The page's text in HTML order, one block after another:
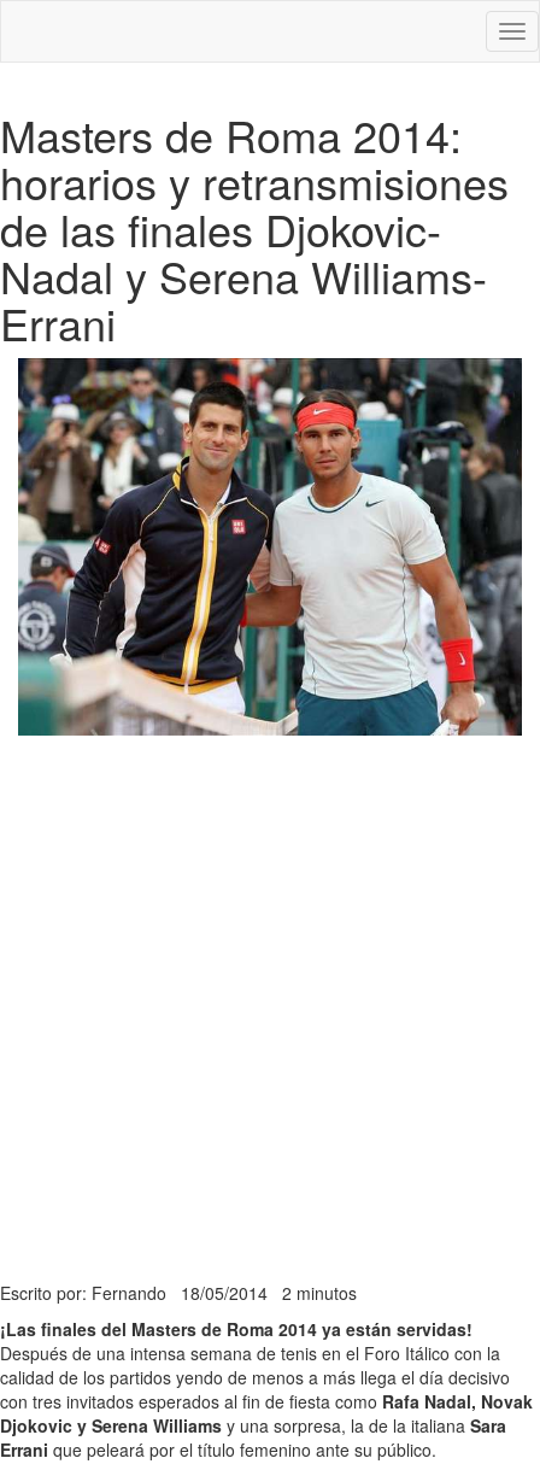
Masters de Roma 2014:
horarios y retransmisiones
de las finales Djokovic-
Nadal y Serena Williams-
Errani
Escrito por: Fernando 18/05/2014 2 minutos
¡Las finales del Masters de Roma 2014 ya están servidas!
Después de una intensa semana de tenis en el Foro Itálico con la
calidad de los partidos yendo de menos a más llega el día decisivo
con tres invitados esperados al fin de fiesta como Rafa Nadal, Novak
Djokovic y Serena Williams y una sorpresa, la de la italiana Sara
Errani que peleará por el título femenino ante su público.